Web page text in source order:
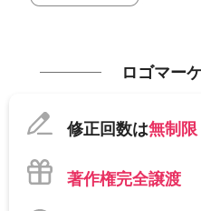
ロゴマー
修正回数は無制限
著作権完全譲渡